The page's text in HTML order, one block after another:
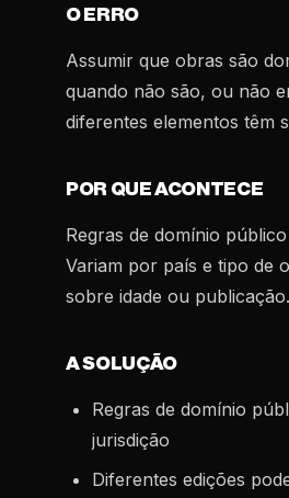
O ERRO
Assumir que obras são
quando não são, ou não
diferentes elementos têm
POR QUE ACONTECE
Regras de domínio
Variam por país e tipo de
sobre idade ou publicação.
A SOLUÇÃO
Regras de domínio
jurisdição
Diferentes edições